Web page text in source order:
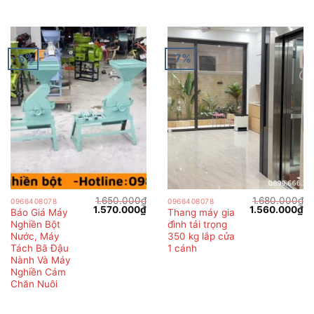
-5%
0966408078
Báo Giá Máy
Nghiền Bột
Nước, Máy
Tách Bã Đậu
Nành Và Máy
Nghiền Cám
Chăn Nuôi
1.650.000₫
Giá
1.570.000₫Giá
1.570.000₫.
-7%
0966408078
Thang máy gia
đình tải trọng
350 kg lắp cửa
1 cánh
1.680.000₫
Giá
1.560.000₫